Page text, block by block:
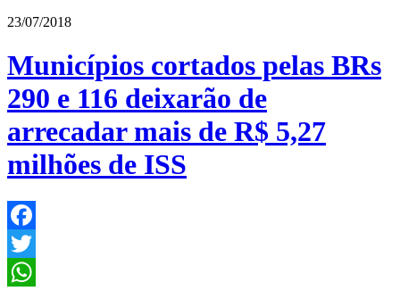
23/07/2018
Municípios cortados pelas BRs
290 e 116 deixarão de
arrecadar mais de R$ 5,27
milhões de ISS
Facebook
Twitter